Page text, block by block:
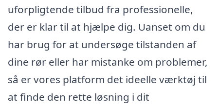
uforpligtende tilbud fra professionelle,
der er klar til at hjælpe dig. Uanset om du
har brug for at undersøge tilstanden af
dine rør eller har mistanke om problemer,
så er vores platform det ideelle værktøj til
at finde den rette løsning i dit